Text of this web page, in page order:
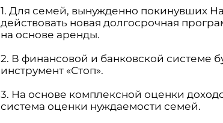
1. Для семей, вынужденно покинувших
действовать новая долгосрочная
на основе аренды.
2. В финансовой и банковской системе
инструмент «Стоп».
3. На основе комплексной оценки
система оценки нуждаемости семей.